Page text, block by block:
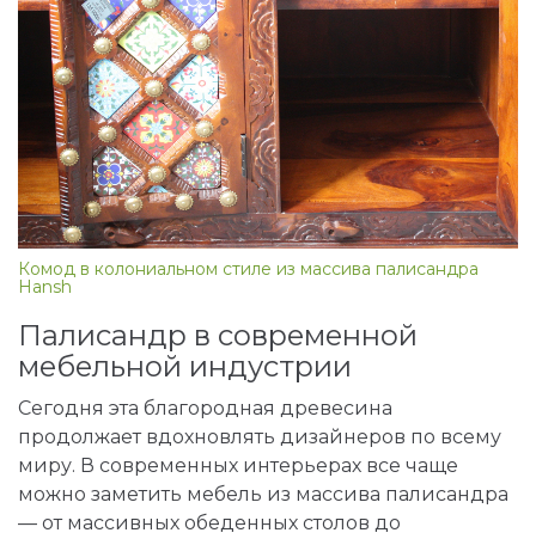
Комод в колониальном стиле из массива палисандра
Hansh
Палисандр в современной
мебельной индустрии
Сегодня эта благородная древесина
продолжает вдохновлять дизайнеров по всему
миру. В современных интерьерах все чаще
можно заметить мебель из массива палисандра
— от массивных обеденных столов до